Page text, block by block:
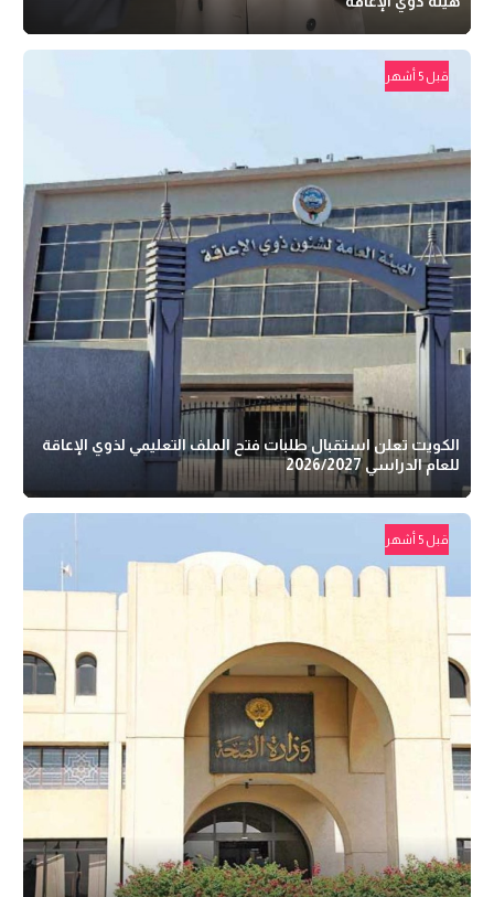
قبل 5 أشهر
الكويت تعلن استقبال طلبات فتح الملف التعليمي لذوي الإعاقة
للعام الدراسي 2026/2027
قبل 5 أشهر